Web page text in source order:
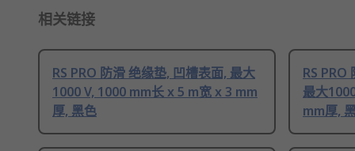
相关链接
RS PRO 防滑 绝缘垫, 凹槽表面, 最大
1000 V, 1000 mm长 x 5 m宽 x 3 mm
厚, 黑色
RS PRO
最大
mm厚,